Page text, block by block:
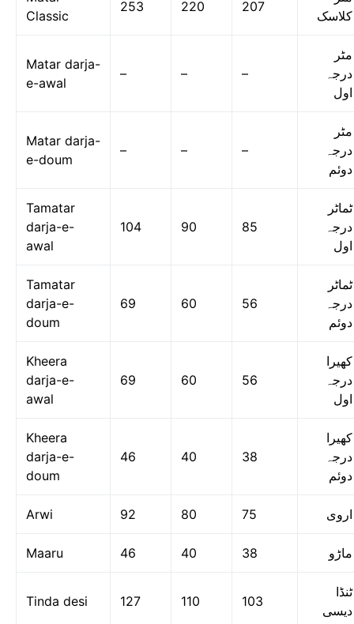
Classic
253 220 207
کلاسک
Matar darja-
e-awal
– – –
مٹر
درجہ
اول
Matar darja-
e-doum
– – –
مٹر
درجہ
دوئم
Tamatar
darja-e-
awal
104 90 85
ٹماٹر
درجہ
اول
Tamatar
darja-e-
doum
69 60 56
ٹماٹر
درجہ
دوئم
Kheera
darja-e-
awal
69 60 56
کھیرا
درجہ
اول
Kheera
darja-e-
doum
46 40 38
کھیرا
درجہ
دوئم
Arwi 92 80 75 اروی
Maaru 46 40 38 ماڑو
Tinda desi 127 110 103
ٹنڈا
دیسی